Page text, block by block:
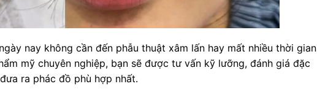
nay không cần đến phẫu thuật xâm lấn hay mất nhiều thời gian
mỹ chuyên nghiệp, bạn sẽ được tư vấn kỹ lưỡng, đánh giá đặc
ra phác đồ phù hợp nhất.